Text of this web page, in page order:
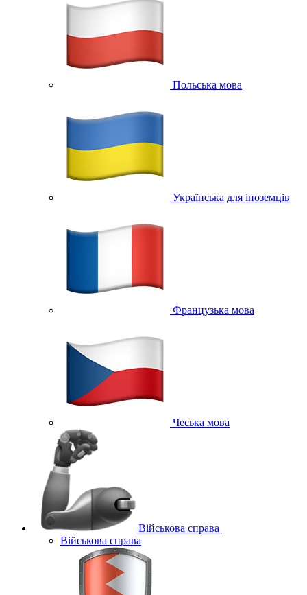
Польська мова
Українська для іноземців
Французька мова
Чеська мова
Військова справа
Військова справа